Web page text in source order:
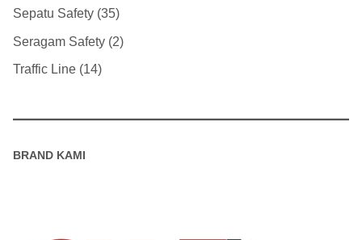
Sepatu Safety 35
Seragam Safety 2
Traffic Line 14
BRAND KAMI